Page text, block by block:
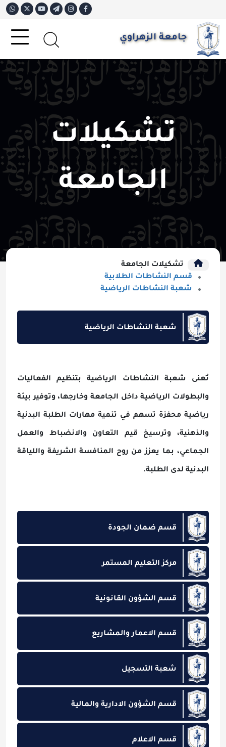
جامعة الزهراوي
تشكيلات
الجامعة
تشكيلات الجامعة
قسم النشاطات الطلابية
شعبة النشاطات الرياضية
شعبة النشاطات الرياضية
تُعنى شعبة النشاطات الرياضية بتنظيم الفعاليات
والبطولات الرياضية داخل الجامعة وخارجها، وتوفير بيئة
رياضية محفزة تسهم في تنمية مهارات الطلبة البدنية
والذهنية، وترسيخ قيم التعاون والانضباط والعمل
الجماعي، بما يعزز من روح المنافسة الشريفة واللياقة
البدنية لدى الطلبة.
قسم ضمان الجودة
مركز التعليم المستمر
قسم الشؤون القانونية
قسم الاعمار والمشاريع
شعبة التسجيل
قسم الشؤون الادارية والمالية
قسم الاعلام